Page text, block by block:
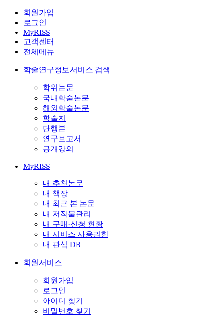
회원가입
로그인
MyRISS
고객센터
전체메뉴
학술연구정보서비스 검색
학위논문
국내학술논문
해외학술논문
학술지
단행본
연구보고서
공개강의
MyRISS
내 추천논문
내 책장
내 최근 본 논문
내 저작물관리
내 구매·신청 현황
내 서비스 사용권한
내 관심 DB
회원서비스
회원가입
로그인
아이디 찾기
비밀번호 찾기